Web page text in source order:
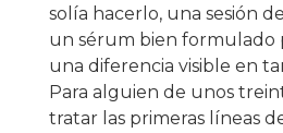
solía hacerlo, una sesión
un sérum bien
una diferencia visible en
Para alguien de unos
tratar las primeras líneas